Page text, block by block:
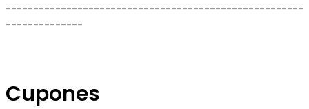
------------------------------------------------------
--------------
Cupones